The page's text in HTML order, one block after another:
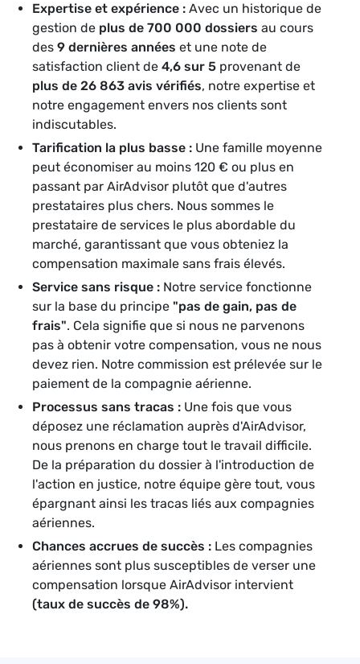
Expertise et expérience : Avec un historique de
gestion de plus de 700 000 dossiers au cours
des 9 dernières années et une note de
satisfaction client de 4,6 sur 5 provenant de
plus de 26 863 avis vérifiés, notre expertise et
notre engagement envers nos clients sont
indiscutables.
Tarification la plus basse : Une famille moyenne
peut économiser au moins 120 € ou plus en
passant par AirAdvisor plutôt que d'autres
prestataires plus chers. Nous sommes le
prestataire de services le plus abordable du
marché, garantissant que vous obteniez la
compensation maximale sans frais élevés.
Service sans risque : Notre service fonctionne
sur la base du principe "pas de gain, pas de
frais". Cela signifie que si nous ne parvenons
pas à obtenir votre compensation, vous ne nous
devez rien. Notre commission est prélevée sur le
paiement de la compagnie aérienne.
Processus sans tracas : Une fois que vous
déposez une réclamation auprès d'AirAdvisor,
nous prenons en charge tout le travail difficile.
De la préparation du dossier à l'introduction de
l'action en justice, notre équipe gère tout, vous
épargnant ainsi les tracas liés aux compagnies
aériennes.
Chances accrues de succès : Les compagnies
aériennes sont plus susceptibles de verser une
compensation lorsque AirAdvisor intervient
(taux de succès de 98%).